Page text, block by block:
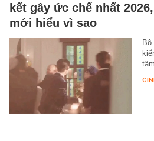
kết gây ức chế nhất
mới hiểu vì sao